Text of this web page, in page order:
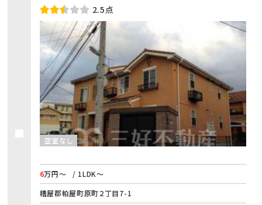
2.5点
空室なし
6万円～
/ 1LDK～
糟屋郡粕屋町原町２丁目7-1